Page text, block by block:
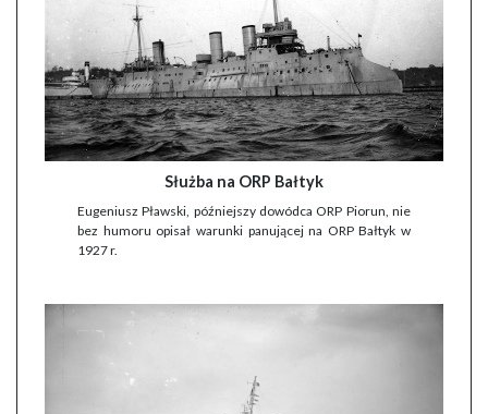
Służba na ORP Bałtyk
Eugeniusz Pławski, późniejszy dowódca ORP Piorun, nie
bez humoru opisał warunki panującej na ORP Bałtyk w
1927 r.